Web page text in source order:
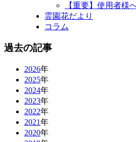
【重要】使用者様
霊園花だより
コラム
過去の記事
2026年
2025年
2024年
2023年
2022年
2021年
2020年